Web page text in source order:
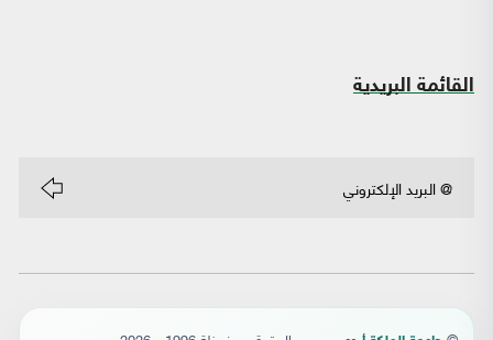
القائمة البريدية